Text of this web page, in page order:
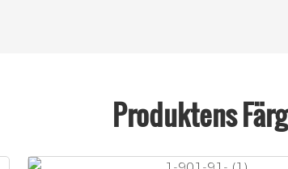
Produktens Färg